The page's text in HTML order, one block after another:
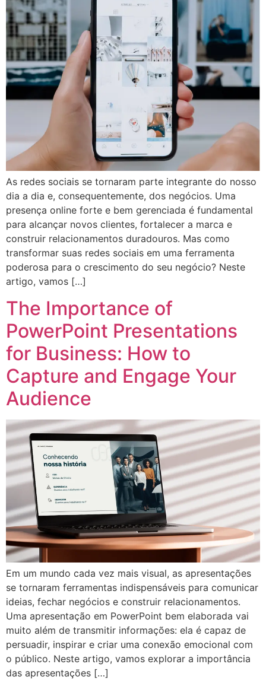
As redes sociais se tornaram parte integrante do nosso
dia a dia e, consequentemente, dos negócios. Uma
presença online forte e bem gerenciada é fundamental
para alcançar novos clientes, fortalecer a marca e
construir relacionamentos duradouros. Mas como
transformar suas redes sociais em uma ferramenta
poderosa para o crescimento do seu negócio? Neste
artigo, vamos […]
The Importance of
PowerPoint Presentations
for Business: How to
Capture and Engage Your
Audience
Em um mundo cada vez mais visual, as apresentações
se tornaram ferramentas indispensáveis para comunicar
ideias, fechar negócios e construir relacionamentos.
Uma apresentação em PowerPoint bem elaborada vai
muito além de transmitir informações: ela é capaz de
persuadir, inspirar e criar uma conexão emocional com
o público. Neste artigo, vamos explorar a importância
das apresentações […]